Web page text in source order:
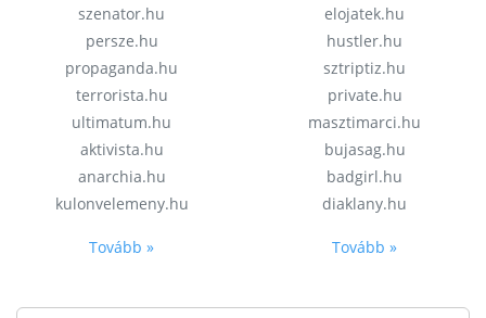
szenator.hu
persze.hu
propaganda.hu
terrorista.hu
ultimatum.hu
aktivista.hu
anarchia.hu
kulonvelemeny.hu
Tovább »
elojatek.hu
hustler.hu
sztriptiz.hu
private.hu
masztimarci.hu
bujasag.hu
badgirl.hu
diaklany.hu
Tovább »